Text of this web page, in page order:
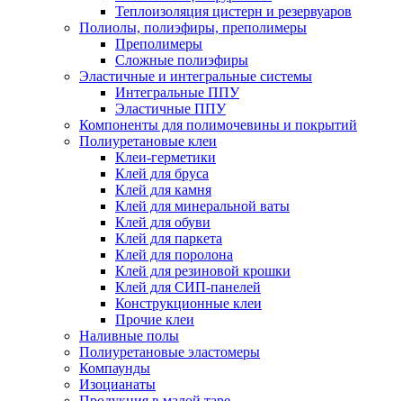
Теплоизоляция цистерн и резервуаров
Полиолы, полиэфиры, преполимеры
Преполимеры
Сложные полиэфиры
Эластичные и интегральные системы
Интегральные ППУ
Эластичные ППУ
Компоненты для полимочевины и покрытий
Полиуретановые клеи
Клеи-герметики
Клей для бруса
Клей для камня
Клей для минеральной ваты
Клей для обуви
Клей для паркета
Клей для поролона
Клей для резиновой крошки
Клей для СИП-панелей
Конструкционные клеи
Прочие клеи
Наливные полы
Полиуретановые эластомеры
Компаунды
Изоцианаты